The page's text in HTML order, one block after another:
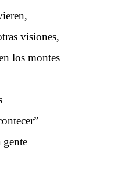
visiones,
los montes
gente